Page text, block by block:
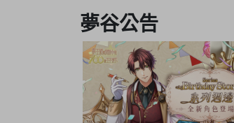
of
夢谷公告